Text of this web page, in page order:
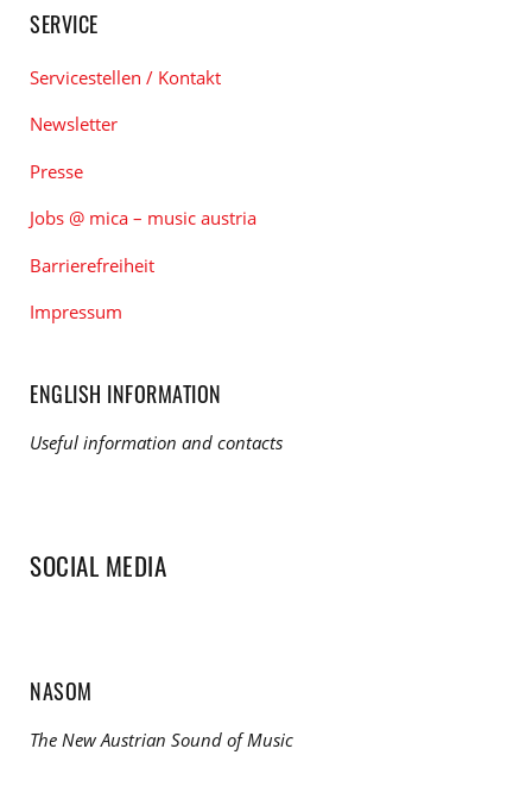
SERVICE
Servicestellen / Kontakt
Newsletter
Presse
Jobs @ mica – music austria
Barrierefreiheit
Impressum
ENGLISH INFORMATION
Useful information and contacts
SOCIAL MEDIA
NASOM
The New Austrian Sound of Music